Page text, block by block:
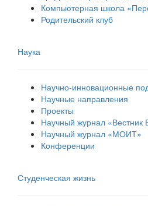
Компьютерная школа
Родительский клуб
Наука
Научно-инновационные
Научные направления
Проекты
Научный журнал «Вестник
Научный журнал «МОИТ»
Конференции
Студенческая жизнь